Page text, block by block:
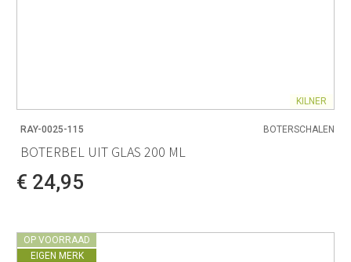
KILNER
RAY-0025-115 BOTERSCHALEN
BOTERBEL UIT GLAS 200 ML
€ 24,95
OP VOORRAAD
EIGEN MERK